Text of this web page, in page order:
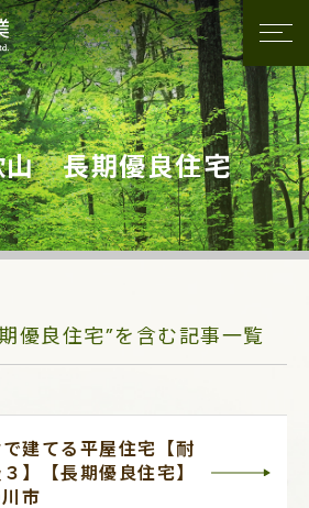
山 長期優良住宅
優良住宅”を含む記事一覧
建てる平屋住宅【耐
】【長期優良住宅】
市